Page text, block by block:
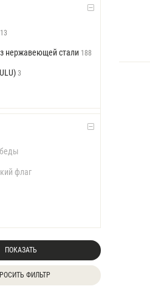
13
нержавеющей стали 188
3
флаг
ПОКАЗАТЬ
ФИЛЬТР